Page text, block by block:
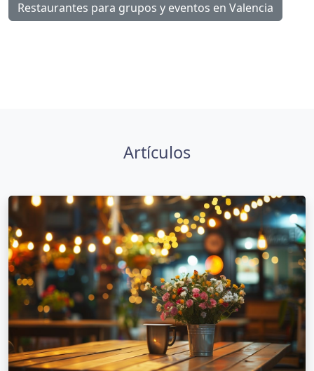
Restaurantes para grupos y eventos en Valencia
Artículos